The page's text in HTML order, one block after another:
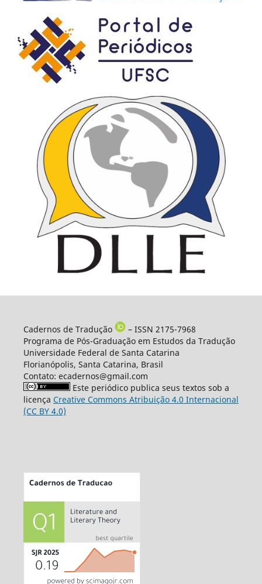
Cadernos de Tradução
– ISSN 2175-7968
Programa de Pós-Graduação em Estudos da Tradução
Universidade Federal de Santa Catarina
Florianópolis, Santa Catarina, Brasil
Contato: ecadernos@gmail.com
Este periódico publica seus textos sob a
licença Creative Commons Atribuição 4.0 Internacional
(CC BY 4.0)